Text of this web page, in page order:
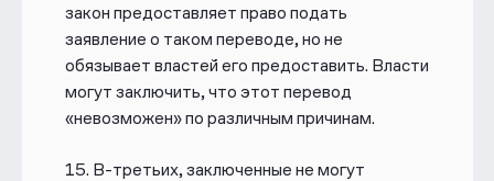
закон предоставляет право подать
заявление о таком переводе, но не
обязывает властей его предоставить. Власти
могут заключить, что этот перевод
«невозможен» по различным причинам.
15. В-третьих, заключенные не могут